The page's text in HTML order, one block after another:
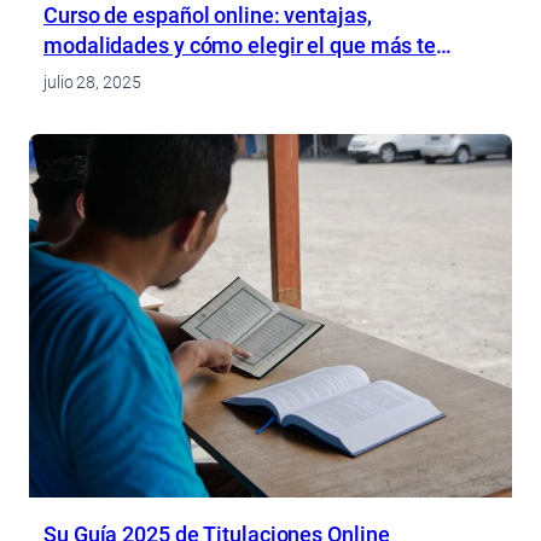
Curso de español online: ventajas,
modalidades y cómo elegir el que más te
conviene
julio 28, 2025
Su Guía 2025 de Titulaciones Online